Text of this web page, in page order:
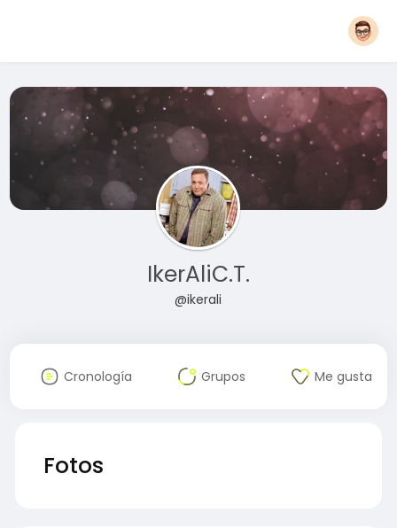
IkerAliC.T.
@ikerali
Cronología Grupos Me gusta
Fotos